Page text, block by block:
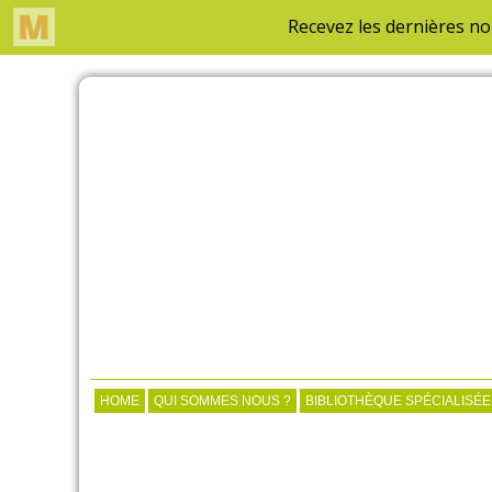
HOME QUI SOMMES NOUS ? BIBLIOTHÈQUE SPÉCIALISÉE